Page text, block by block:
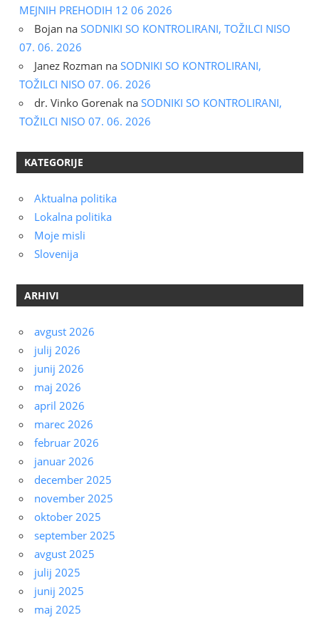
MEJNIH PREHODIH 12 06 2026
Bojan na SODNIKI SO KONTROLIRANI, TOŽILCI NISO
07. 06. 2026
Janez Rozman na SODNIKI SO KONTROLIRANI,
TOŽILCI NISO 07. 06. 2026
dr. Vinko Gorenak na SODNIKI SO KONTROLIRANI,
TOŽILCI NISO 07. 06. 2026
KATEGORIJE
Aktualna politika
Lokalna politika
Moje misli
Slovenija
ARHIVI
avgust 2026
julij 2026
junij 2026
maj 2026
april 2026
marec 2026
februar 2026
januar 2026
december 2025
november 2025
oktober 2025
september 2025
avgust 2025
julij 2025
junij 2025
maj 2025